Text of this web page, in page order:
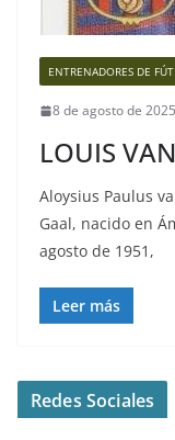
ENTRENADORES DE
8 de agosto de 2025
LOUIS
Aloysius Paulus
Gaal, nacido en
agosto de 1951,
Leer más
Redes Sociales